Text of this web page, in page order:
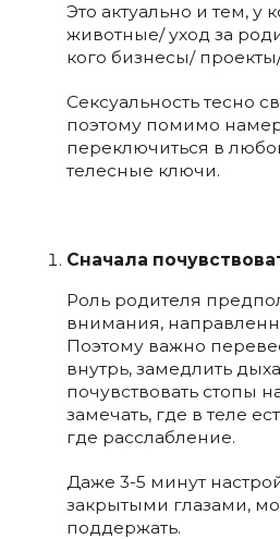
Это актуально и тем, у
животные/ уход за
кого бизнесы/
Сексуальность тесно
поэтому помимо
переключиться в
телесные ключи.
Сначала
Роль родителя
внимания,
Поэтому важно
внутрь, замедлить
почувствовать стопы
замечать, где в теле
где расслабление.
Даже 3-5 минут
закрытыми глазами,
поддержать.